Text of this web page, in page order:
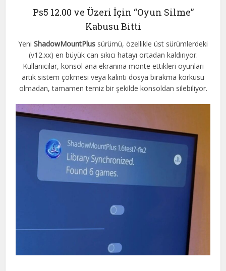
Ps5 12.00 ve Üzeri İçin “Oyun Silme”
Kabusu Bitti
Yeni ShadowMountPlus sürümü, özellikle üst sürümlerdeki
(v12.xx) en büyük can sıkıcı hatayı ortadan kaldırıyor.
Kullanıcılar, konsol ana ekranına monte ettikleri oyunları
artık sistem çökmesi veya kalıntı dosya bırakma korkusu
olmadan, tamamen temiz bir şekilde konsoldan silebiliyor.